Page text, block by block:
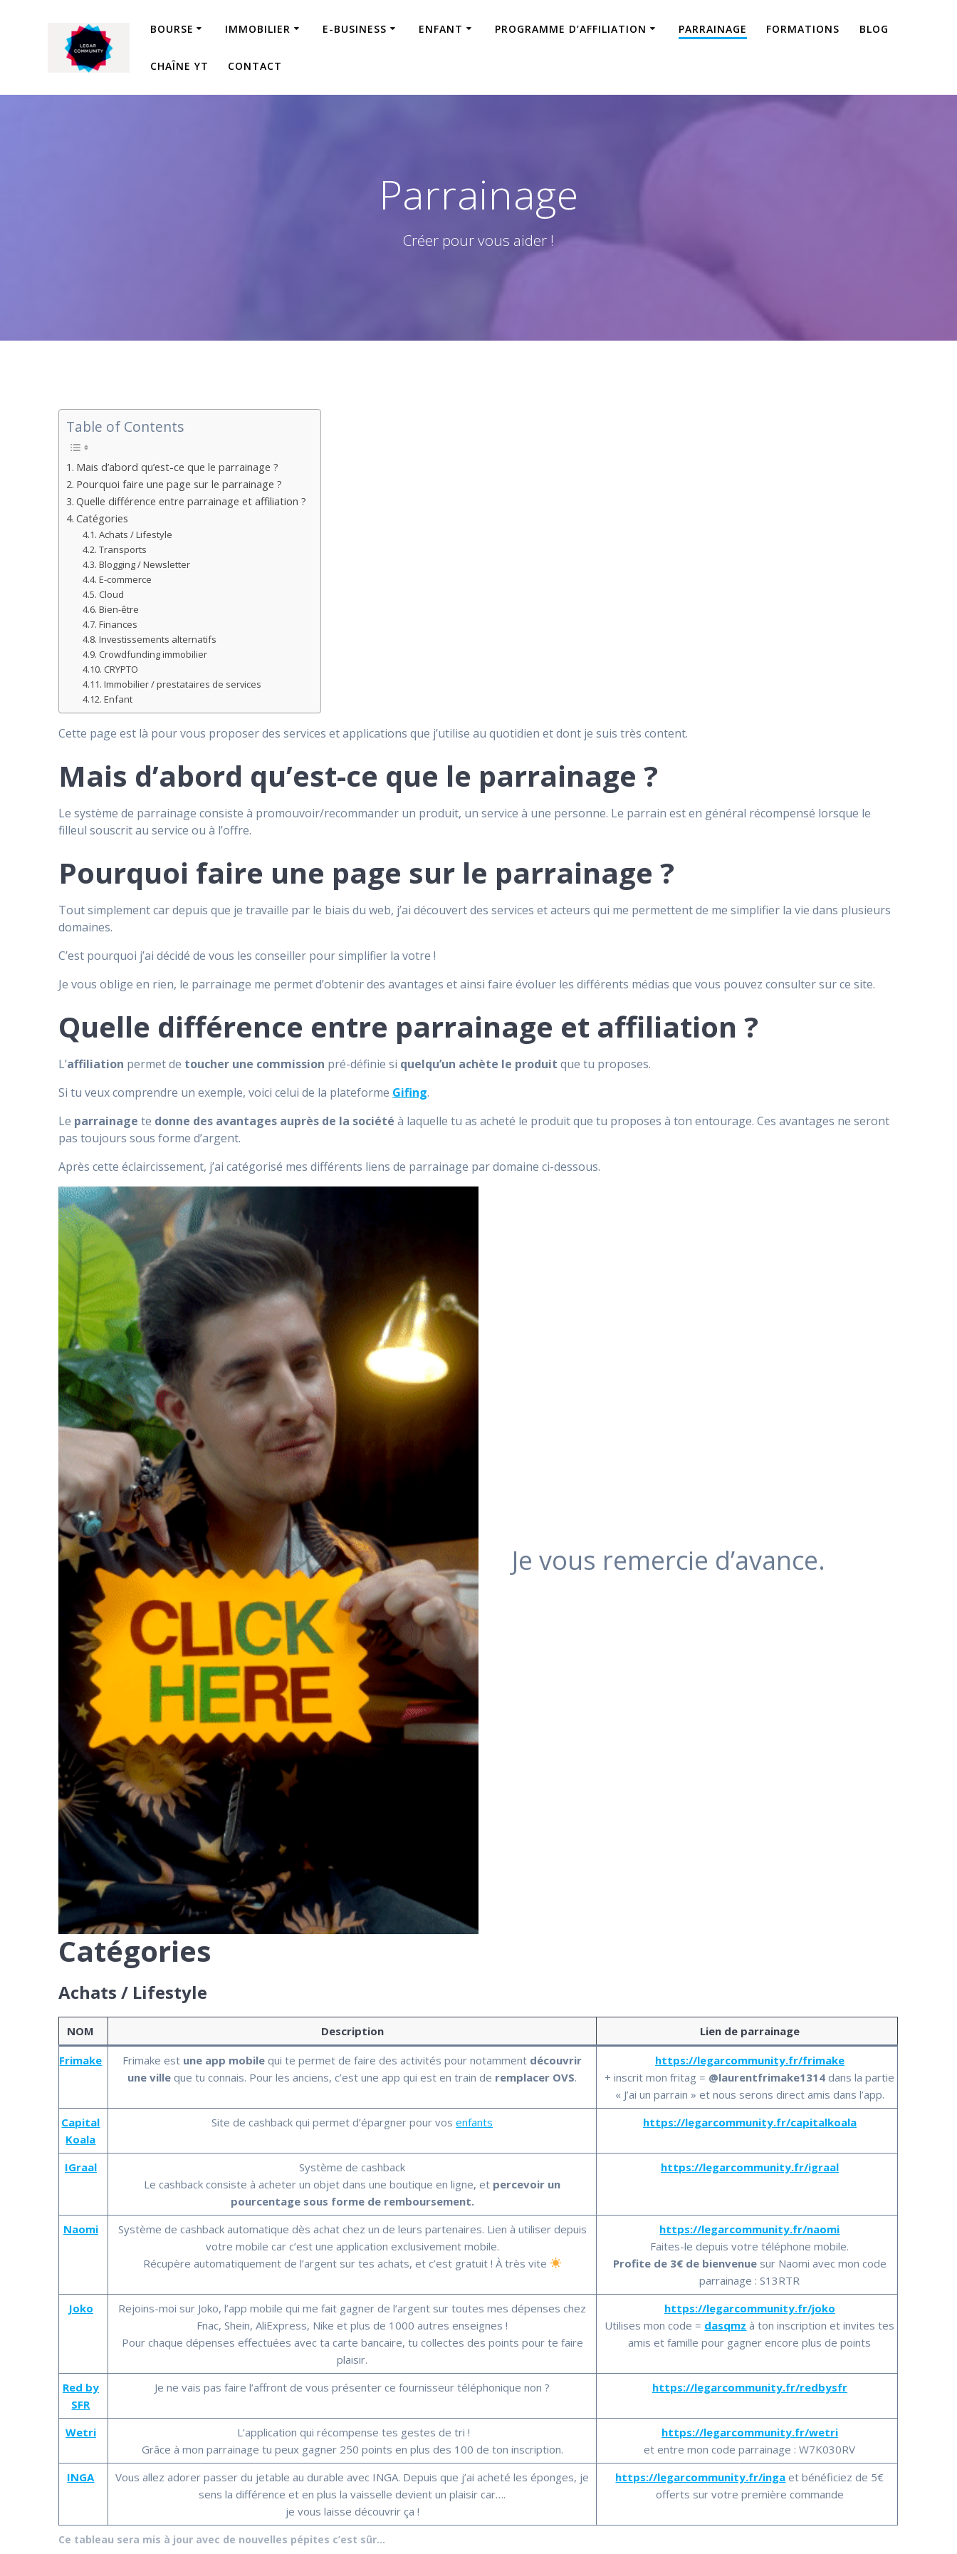
BOURSE IMMOBILIER E-BUSINESS ENFANT PROGRAMME D’AFFILIATION PARRAINAGE FORMATIONS BLOG
CHAÎNE YT CONTACT
Parrainage
Créer pour vous aider !
Table of Contents
Mais d’abord qu’est-ce que le parrainage ?
Pourquoi faire une page sur le parrainage ?
Quelle différence entre parrainage et affiliation ?
Catégories
Achats / Lifestyle
Transports
Blogging / Newsletter
E-commerce
Cloud
Bien-être
Finances
Investissements alternatifs
Crowdfunding immobilier
CRYPTO
Immobilier / prestataires de services
Enfant
Cette page est là pour vous proposer des services et applications que j’utilise au quotidien et dont je suis très content.
Mais d’abord qu’est-ce que le parrainage ?
Le système de parrainage consiste à promouvoir/recommander un produit, un service à une personne. Le parrain est en général récompensé lorsque le
filleul souscrit au service ou à l’offre.
Pourquoi faire une page sur le parrainage ?
Tout simplement car depuis que je travaille par le biais du web, j’ai découvert des services et acteurs qui me permettent de me simplifier la vie dans plusieurs
domaines.
C’est pourquoi j’ai décidé de vous les conseiller pour simplifier la votre !
Je vous oblige en rien, le parrainage me permet d’obtenir des avantages et ainsi faire évoluer les différents médias que vous pouvez consulter sur ce site.
Quelle différence entre parrainage et affiliation ?
L’affiliation permet de toucher une commission pré-définie si quelqu’un achète le produit que tu proposes.
Si tu veux comprendre un exemple, voici celui de la plateforme Gifing.
Le parrainage te donne des avantages auprès de la société à laquelle tu as acheté le produit que tu proposes à ton entourage. Ces avantages ne seront
pas toujours sous forme d’argent.
Après cette éclaircissement, j’ai catégorisé mes différents liens de parrainage par domaine ci-dessous.
Je vous remercie d’avance.
Catégories
Achats / Lifestyle
NOM Description Lien de parrainage
Frimake Frimake est une app mobile qui te permet de faire des activités pour notamment découvrir
une ville que tu connais. Pour les anciens, c’est une app qui est en train de remplacer OVS.
https://legarcommunity.fr/frimake
+ inscrit mon fritag = @laurentfrimake1314 dans la partie
« J’ai un parrain » et nous serons direct amis dans l’app.
Capital
Koala
Site de cashback qui permet d’épargner pour vosenfants https://legarcommunity.fr/capitalkoala
IGraal
Système de cashback
Le cashback consiste à acheter un objet dans une boutique en ligne, et percevoir un
pourcentage sous forme de remboursement.
https://legarcommunity.fr/igraal
Naomi
Système de cashback automatique dès achat chez un de leurs partenaires. Lien à utiliser depuis
votre mobile car c’est une application exclusivement mobile.
Récupère automatiquement de l’argent sur tes achats, et c’est gratuit ! À très vite
https://legarcommunity.fr/naomi
Faites-le depuis votre téléphone mobile.
Profite de 3€ de bienvenuesur Naomi avec mon code
parrainage : S13RTR
Joko
Rejoins-moi sur Joko, l’app mobile qui me fait gagner de l’argent sur toutes mes dépenses chez
Fnac, Shein, AliExpress, Nike et plus de 1000 autres enseignes !
Pour chaque dépenses effectuées avec ta carte bancaire, tu collectes des points pour te faire
plaisir.
https://legarcommunity.fr/joko
Utilises mon code = dasqmz à ton inscription et invites tes
amis et famille pour gagner encore plus de points
Red by
SFR
Je ne vais pas faire l’affront de vous présenter ce fournisseur téléphonique non ? https://legarcommunity.fr/redbysfr
Wetri
L’application qui récompense tes gestes de tri !
Grâce à mon parrainage tu peux gagner 250 points en plus des 100 de ton inscription.
https://legarcommunity.fr/wetri
et entre mon code parrainage : W7K030RV
INGA
Vous allez adorer passer du jetable au durable avec INGA. Depuis que j’ai acheté les éponges, je
sens la différence et en plus la vaisselle devient un plaisir car….
je vous laisse découvrir ça !
https://legarcommunity.fr/inga et bénéficiez de 5€
offerts sur votre première commande
Ce tableau sera mis à jour avec de nouvelles pépites c’est sûr…